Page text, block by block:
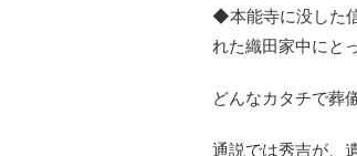
◆本能寺に没した
れた織田家中にと
どんなカタチで葬
通説では秀吉が、